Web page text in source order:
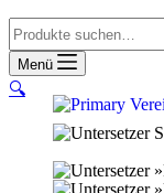
Suche
Menü
🔍